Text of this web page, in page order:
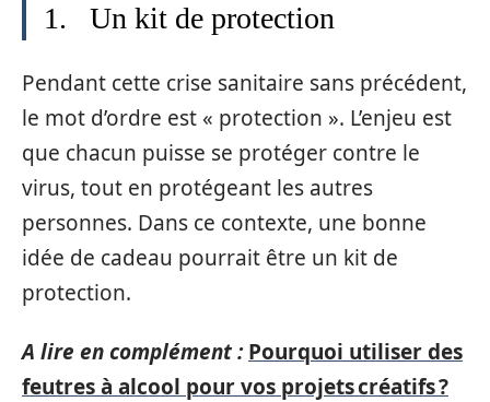
1. Un kit de protection
Pendant cette crise sanitaire sans précédent,
le mot d’ordre est « protection ». L’enjeu est
que chacun puisse se protéger contre le
virus, tout en protégeant les autres
personnes. Dans ce contexte, une bonne
idée de cadeau pourrait être un kit de
protection.
A lire en complément : Pourquoi utiliser des
feutres à alcool pour vos projets créatifs ?